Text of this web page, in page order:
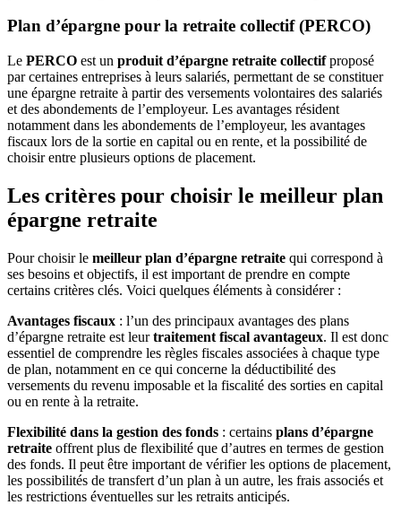
Plan d’épargne pour la retraite collectif (PERCO)
Le PERCO est un produit d’épargne retraite collectifproposé
par certaines entreprises à leurs salariés, permettant de se constituer
une épargne retraite à partir des versements volontaires des salariés
et des abondements de l’employeur. Les avantages résident
notamment dans les abondements de l’employeur, les avantages
fiscaux lors de la sortie en capital ou en rente, et la possibilité de
choisir entre plusieurs options de placement.
Les critères pour choisir le meilleur plan
épargne retraite
Pour choisir le meilleur plan d’épargne retraite qui correspond à
ses besoins et objectifs, il est important de prendre en compte
certains critères clés. Voici quelques éléments à considérer :
Avantages fiscaux : l’un des principaux avantages des plans
d’épargne retraite est leurtraitement fiscal avantageux. Il est donc
essentiel de comprendre les règles fiscales associées à chaque type
de plan, notamment en ce qui concerne la déductibilité des
versements du revenu imposable et la fiscalité des sorties en capital
ou en rente à la retraite.
Flexibilité dans la gestion des fonds : certains plans d’épargne
retraite offrent plus de flexibilité que d’autres en termes de gestion
des fonds. Il peut être important de vérifier les options de placement,
les possibilités de transfert d’un plan à un autre, les frais associés et
les restrictions éventuelles sur les retraits anticipés.